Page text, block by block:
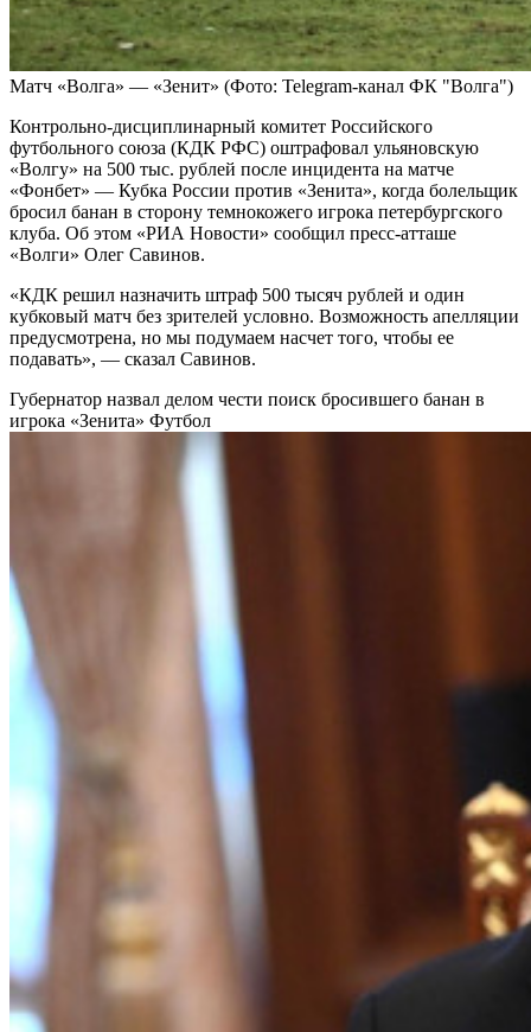
Матч «Волга» — «Зенит» (Фото: Telegram-канал ФК "Волга")
Контрольно‑дисциплинарный комитет Российского
футбольного союза (КДК РФС) оштрафовал ульяновскую
«Волгу» на 500 тыс. рублей после инцидента на матче
«Фонбет» — Кубка России против «Зенита», когда болельщик
бросил банан в сторону темнокожего игрока петербургского
клуба. Об этом «РИА Новости» сообщил пресс-атташе
«Волги» Олег Савинов.
«КДК решил назначить штраф 500 тысяч рублей и один
кубковый матч без зрителей условно. Возможность апелляции
предусмотрена, но мы подумаем насчет того, чтобы ее
подавать», — сказал Савинов.
Губернатор назвал делом чести поиск бросившего банан в
игрока «Зенита» Футбол